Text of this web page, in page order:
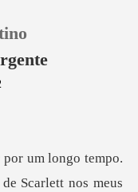
Scarlett nos meus